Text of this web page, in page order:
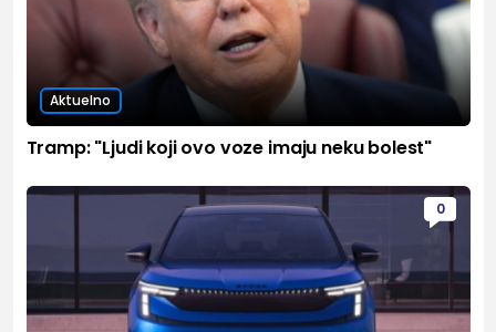
Aktuelno
Tramp: "Ljudi koji ovo voze imaju neku bolest"
0